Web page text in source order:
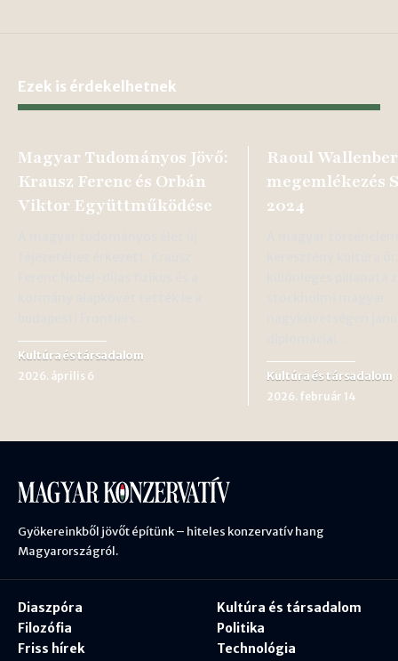
Ezek is érdekelhetnek
Magyar Tudományos Jövő:
Krausz Ferenc és Orbán
Viktor Együttműködése
Kultúra és társadalom
2026. április 6
Raoul
megemlékezés
2024
Kultúra és társadalom
2026. február 14
Gyökereinkből jövőt építünk – hiteles konzervatív hang
Magyarországról.
Diaszpóra
Filozófia
Friss hírek
Kultúra és társadalom
Politika
Technológia